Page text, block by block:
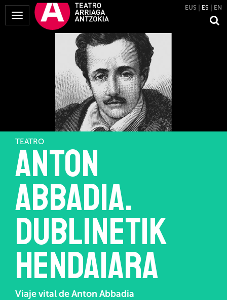
Mostrar
Menú
EUS ES EN
TEATRO
Anton
Abbadia.
Dublinetik
Hendaiara
Viaje vital de Anton Abbadia